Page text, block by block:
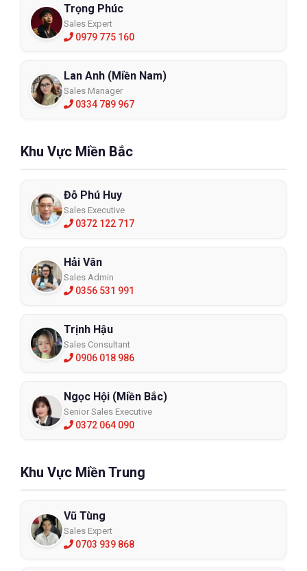
Trọng Phúc
Sales Expert
0979 775 160
Lan Anh (Miền Nam)
Sales Manager
0334 789 967
Khu Vực Miền Bắc
Đỗ Phú Huy
Sales Executive
0372 122 717
Hải Vân
Sales Admin
0356 531 991
Trịnh Hậu
Sales Consultant
0906 018 986
Ngọc Hội (Miền Bắc)
Senior Sales Executive
0372 064 090
Khu Vực Miền Trung
Vũ Tùng
Sales Expert
0703 939 868